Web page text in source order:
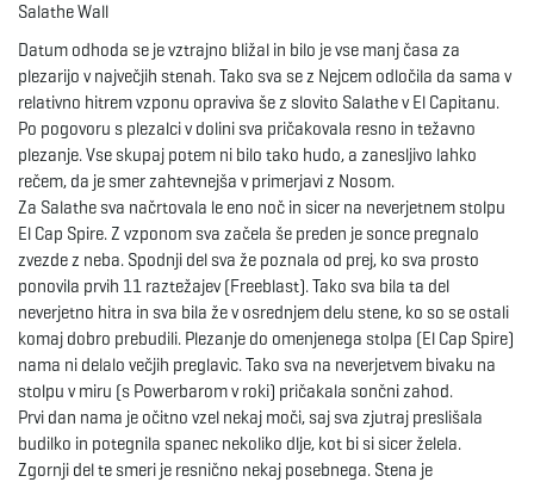
Salathe Wall
Datum odhoda se je vztrajno bližal in bilo je vse manj časa za
plezarijo v največjih stenah. Tako sva se z Nejcem odločila da sama v
relativno hitrem vzponu opraviva še z slovito Salathe v El Capitanu.
Po pogovoru s plezalci v dolini sva pričakovala resno in težavno
plezanje. Vse skupaj potem ni bilo tako hudo, a zanesljivo lahko
rečem, da je smer zahtevnejša v primerjavi z Nosom.
Za Salathe sva načrtovala le eno noč in sicer na neverjetnem stolpu
El Cap Spire. Z vzponom sva začela še preden je sonce pregnalo
zvezde z neba. Spodnji del sva že poznala od prej, ko sva prosto
ponovila prvih 11 raztežajev (Freeblast). Tako sva bila ta del
neverjetno hitra in sva bila že v osrednjem delu stene, ko so se ostali
komaj dobro prebudili. Plezanje do omenjenega stolpa (El Cap Spire)
nama ni delalo večjih preglavic. Tako sva na neverjetvem bivaku na
stolpu v miru (s Powerbarom v roki) pričakala sončni zahod.
Prvi dan nama je očitno vzel nekaj moči, saj sva zjutraj preslišala
budilko in potegnila spanec nekoliko dlje, kot bi si sicer želela.
Zgornji del te smeri je resnično nekaj posebnega. Stena je